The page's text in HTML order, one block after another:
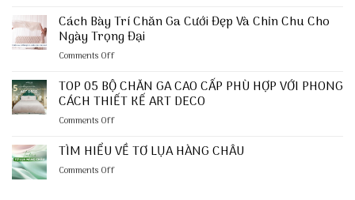
TẾT
BÌNH
AN
05
Bộ
Chăn
Cấp
“Chuẩn
Cách
Thiết
Cách Bày Trí Chăn Ga Cưới Đẹp Và Chỉn Chu Cho
Ngày Trọng Đại
Comments Offon
Bày
Trí
Chăn
Đẹp
TOP 05 BỘ CHĂN GA CAO CẤP PHÙ HỢP VỚI PHONG
CÁCH THIẾT KẾ ART DECO
Comments Offon
05
TÌM HIỂU VỀ TƠ LỤA HÀNG CHÂU
Comments Offon